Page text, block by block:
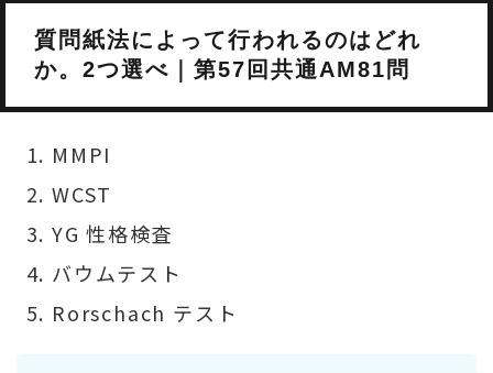
質問紙法によって行われるのはどれ
か。2つ選べ｜第57回共通AM81問
MMPI
WCST
YG 性格検査
バウムテスト
Rorschach テスト